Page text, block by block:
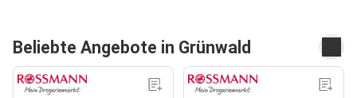
Beliebte Angebote in Grünwald